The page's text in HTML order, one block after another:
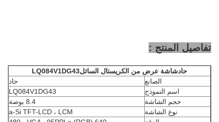
تفاصيل المنتج :
حادشاشة عرض من الكريستال السائلLQ084V1DG43
الصانع
حاد
اسم النموذج
LQ084V1DG43
حجم الشاشة
8.4 بوصة
نوع الشاشة
a-Si TFT-LCD ، LCM